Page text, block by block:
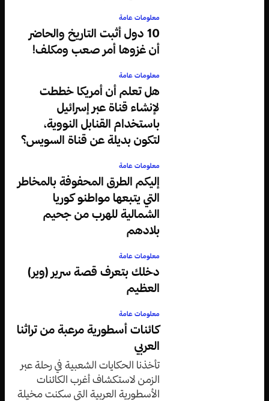
معلومات عامة
10 دول أثبت التاريخ والحاضر
أن غزوها أمر صعب ومكلف!
معلومات عامة
هل تعلم أن أمريكا خططت
لإنشاء قناة عبر إسرائيل
باستخدام القنابل النووية،
لتكون بديلة عن قناة السويس؟
معلومات عامة
إليكم الطرق المحفوفة بالمخاطر
التي يتبعها مواطنو كوريا
الشمالية للهرب من جحيم
بلادهم
معلومات عامة
دخلك بتعرف قصة سرير (وير)
العظيم
معلومات عامة
كائنات أسطورية مرعبة من تراثنا
العربي
تأخذنا الحكايات الشعبية في رحلة عبر
الزمن لاستكشاف أغرب الكائنات
الأسطورية العربية التي سكنت مخيلة